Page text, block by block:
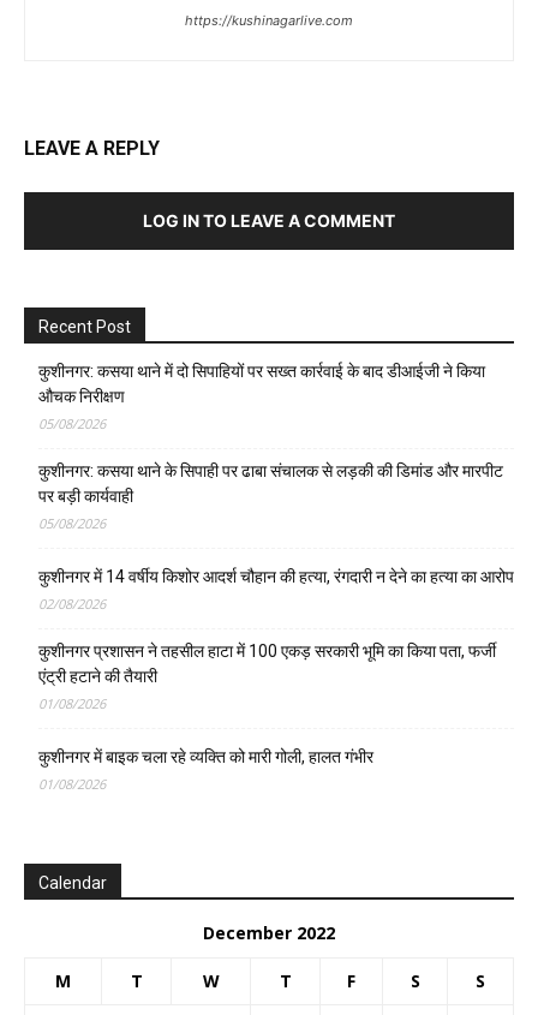
https://kushinagarlive.com
LEAVE A REPLY
LOG IN TO LEAVE A COMMENT
Recent Post
कुशीनगर: कसया थाने में दो सिपाहियों पर सख्त कार्रवाई के बाद डीआईजी ने किया
औचक निरीक्षण
05/08/2026
कुशीनगर: कसया थाने के सिपाही पर ढाबा संचालक से लड़की की डिमांड और मारपीट
पर बड़ी कार्यवाही
05/08/2026
कुशीनगर में 14 वर्षीय किशोर आदर्श चौहान की हत्या, रंगदारी न देने का हत्या का आरोप
02/08/2026
कुशीनगर प्रशासन ने तहसील हाटा में 100 एकड़ सरकारी भूमि का किया पता, फर्जी
एंट्री हटाने की तैयारी
01/08/2026
कुशीनगर में बाइक चला रहे व्यक्ति को मारी गोली, हालत गंभीर
01/08/2026
Calendar
December 2022
M T W T F S S